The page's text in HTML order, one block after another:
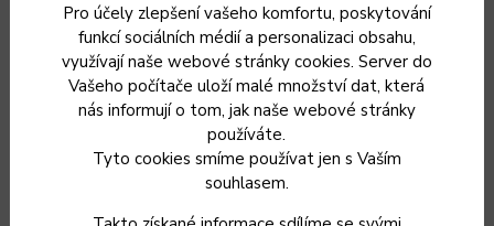
Pro účely zlepšení vašeho komfortu, poskytování
funkcí sociálních médií a personalizaci obsahu,
využívají naše webové stránky cookies. Server do
Vašeho počítače uloží malé množství dat, která
nás informují o tom, jak naše webové stránky
používáte.
Tyto cookies smíme používat jen s Vaším
souhlasem.
Český výrobek